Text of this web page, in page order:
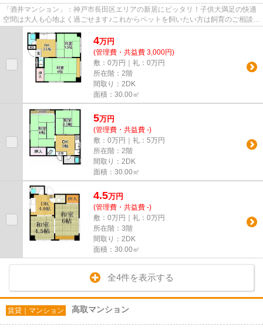
「酒井マンション」：神戸市長田区エリアの新居にピッタリ！子供大満足の快適
空間は大人も心地よく過ごせます♪これからペットを飼いたい方は飼育のご相談を
4万円
(管理費・共益費 3,000円)
敷：0万円｜礼：0万円
所在階：2階
間取り：2DK
面積：30.00㎡
5万円
(管理費・共益費 -)
敷：0万円｜礼：5万円
所在階：2階
間取り：2DK
面積：30.00㎡
4.5万円
(管理費・共益費 -)
敷：0万円｜礼：0万円
所在階：3階
間取り：2DK
面積：30.00㎡
全4件を表示する
賃貸｜マンション 高取マンション